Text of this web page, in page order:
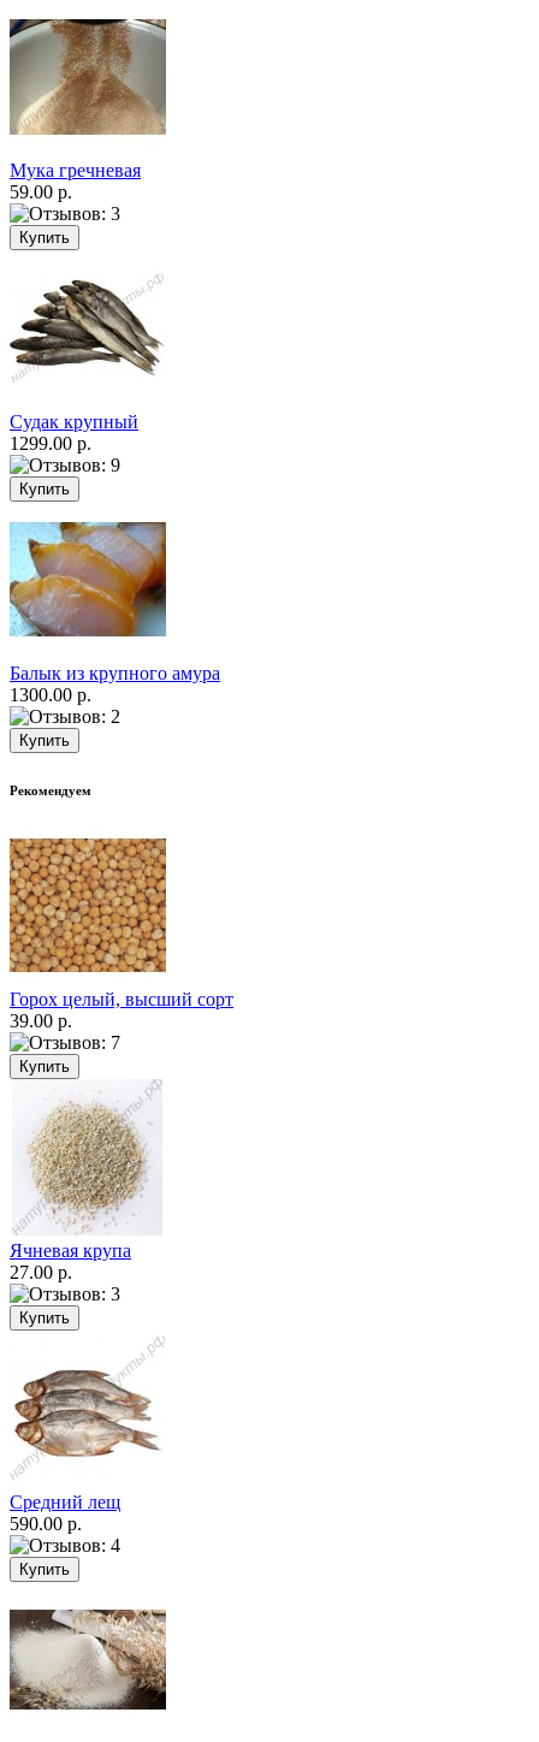
Мука гречневая
59.00 р.
Судак крупный
1299.00 р.
Балык из крупного амура
1300.00 р.
Рекомендуем
Горох целый, высший сорт
39.00 р.
Ячневая крупа
27.00 р.
Средний лещ
590.00 р.